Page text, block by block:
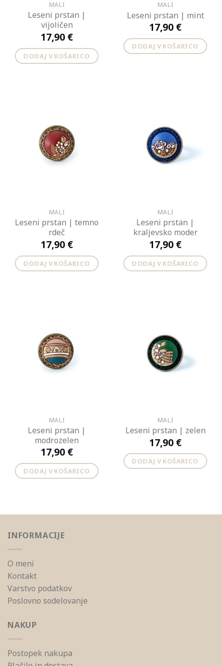
MALI
Leseni prstan |
vijoličen
17,90 €
DODAJ V KOŠARICO
MALI
Leseni prstan | mint
17,90 €
DODAJ V KOŠARICO
MALI
Leseni prstan | temno
rdeč
17,90 €
DODAJ V KOŠARICO
MALI
Leseni prstan |
kraljevsko moder
17,90 €
DODAJ V KOŠARICO
MALI
Leseni prstan |
modrozelen
17,90 €
DODAJ V KOŠARICO
MALI
Leseni prstan | zelen
17,90 €
DODAJ V KOŠARICO
INFORMACIJE
O meni
Kontakt
Varstvo podatkov
Poslovno sodelovanje
NAKUP
Postopek nakupa